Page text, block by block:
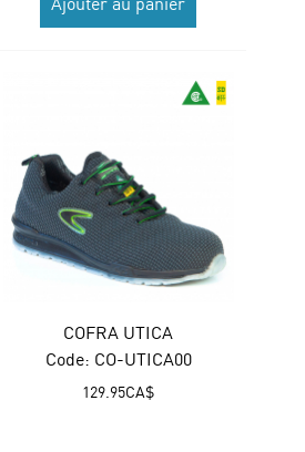
COFRA UTICA
Code: CO-UTICA00
CA$
129.95